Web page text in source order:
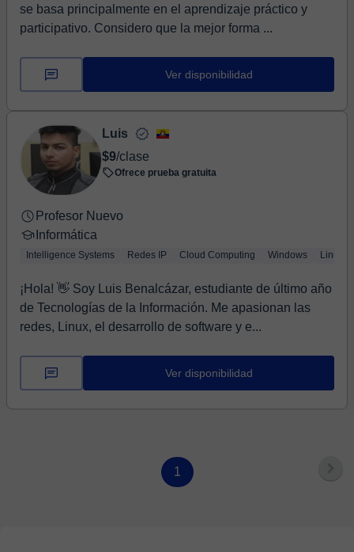
se basa principalmente en el aprendizaje práctico y
participativo. Considero que la mejor forma ...
Ver disponibilidad
Luis
$9/clase
Ofrece prueba gratuita
Profesor Nuevo
Informática
Intelligence Systems Redes IP Cloud Computing Windows Linux
¡Hola! 👋 Soy Luis Benalcázar, estudiante de último año
de Tecnologías de la Información. Me apasionan las
redes, Linux, el desarrollo de software y e...
Ver disponibilidad
1